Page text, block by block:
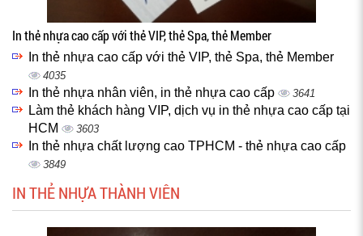
In thẻ nhựa cao cấp với thẻ VIP, thẻ Spa, thẻ Member
In thẻ nhựa cao cấp với thẻ VIP, thẻ Spa, thẻ Member
4035
In thẻ nhựa nhân viên, in thẻ nhựa cao cấp 3641
Làm thẻ khách hàng VIP, dịch vụ in thẻ nhựa cao cấp tại
HCM
3603
In thẻ nhựa chất lượng cao TPHCM - thẻ nhựa cao cấp
3849
IN THẺ NHỰA THÀNH VIÊN